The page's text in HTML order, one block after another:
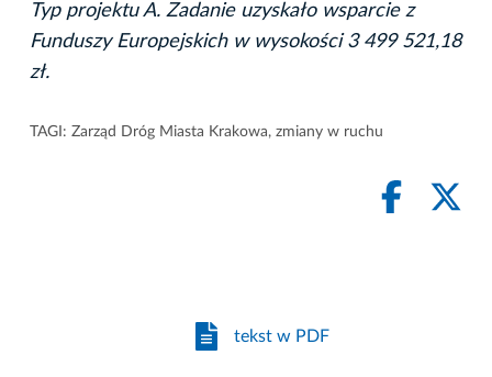
Typ projektu A. Zadanie uzyskało wsparcie z
Funduszy Europejskich w wysokości 3 499 521,18
zł.
TAGI: Zarząd Dróg Miasta Krakowa, zmiany w ruchu
tekst w PDF